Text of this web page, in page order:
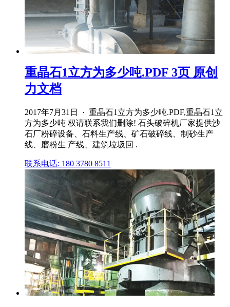
重晶石1立方为多少吨.PDF 3页 原创
力文档
2017年7月31日 · 重晶石1立方为多少吨.PDF,重晶石1立
方为多少吨 权请联系我们删除! 石头破碎机厂家提供沙
石厂粉碎设备、石料生产线、矿石破碎线、制砂生产
线、磨粉生 产线、建筑垃圾回 .
联系电话: 180 3780 8511